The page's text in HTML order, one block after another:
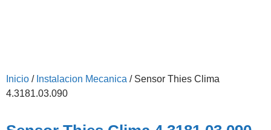
Inicio / Instalacion Mecanica / Sensor Thies Clima
4.3181.03.090